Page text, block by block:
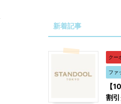
新着記事
クー
ファ
【
割